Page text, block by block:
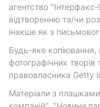
агентство
відтворенню та/чи
інакше як з
Будь-яке копіювання,
фотографічних творів
правовласника Getty
Матеріали з